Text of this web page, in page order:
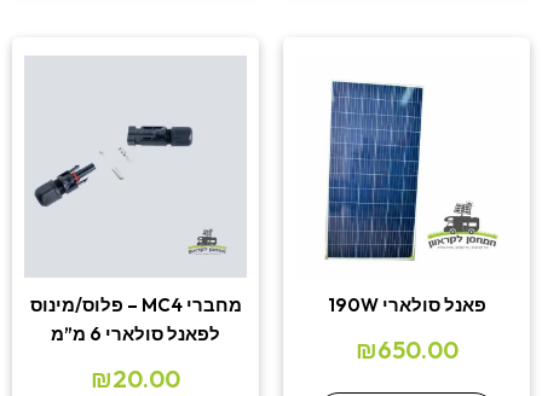
פאנל סולארי 190W
₪650.00
מחברי MC4 – פלוס/מינוס
לפאנל סולארי 6 מ”מ
₪20.00